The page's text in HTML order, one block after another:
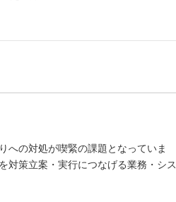
への対処が喫緊の課題となっていま
対策立案・実行につなげる業務・シス